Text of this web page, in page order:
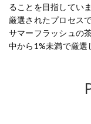
ることを目指していま
厳選されたプロセス
サマーフラッシュの
中から1%未満で厳選